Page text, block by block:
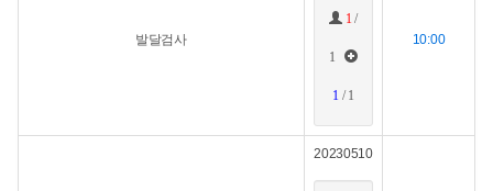
발달검사
1 /
1
1 / 1
10:00
20230510